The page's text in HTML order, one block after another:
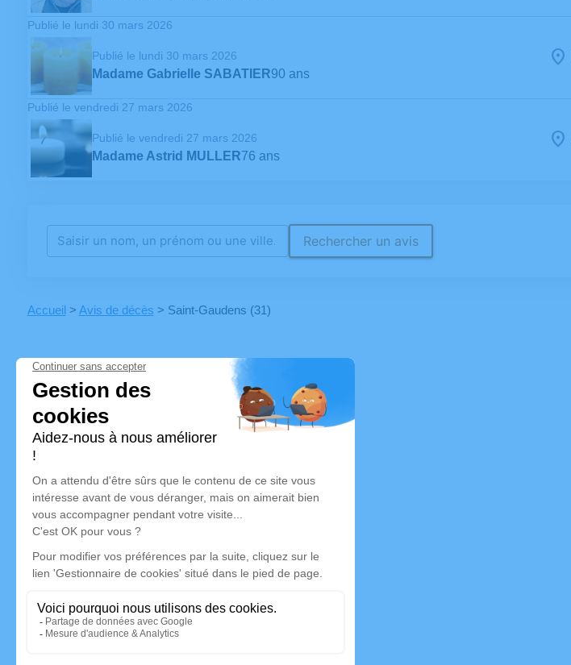
Publié le lundi 30 mars 2026
Publié le lundi 30 mars 2026
Madame Gabrielle SABATIER90 ans
Publié le vendredi 27 mars 2026
Publié le vendredi 27 mars 2026
Madame Astrid MULLER76 ans
Rechercher un avis
Accueil > Avis de décès > Saint-Gaudens (31)